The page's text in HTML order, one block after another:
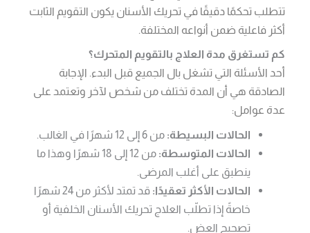
تتطلب تحكمًا دقيقًا في تحريك الأسنان يكون التقويم الثابت
أكثر فاعلية ضمن أنواعه المختلفة.
كم تستغرق مدة العلاج بالتقويم المتحرك؟
أحد الأسئلة التي تشغل بال الجميع قبل البدء. الإجابة
الصادقة هي أن المدة تختلف من شخص لآخر وتعتمد على
عدة عوامل:
الحالات البسيطة: من 6 إلى 12 شهرًا في الغالب.
الحالات المتوسطة:
من 12 إلى 18 شهرًا وهذا ما
ينطبق على أغلب المرضى.
الحالات الأكثر تعقيدًا:
قد تمتد لأكثر من 24 شهرًا
خاصةً إذا تطلّب العلاج تحريك الأسنان الخلفية أو
تصحيح العض.